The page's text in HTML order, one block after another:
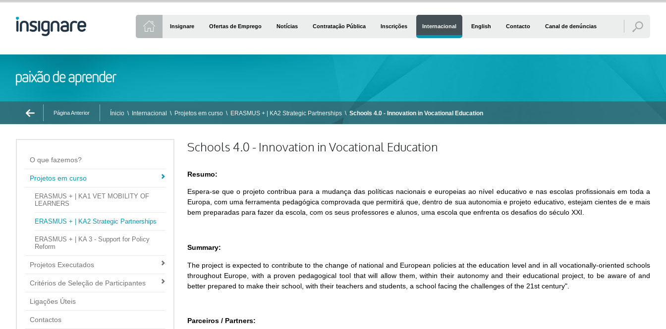
Insignare Ofertas de Emprego Notícias Contratação Pública Inscrições Internacional English Contacto Canal de denúncias
Página Anterior Ínicio \ Internacional \ Projetos em curso \ ERASMUS + | KA2 Strategic Partnerships \ Schools 4.0 - Innovation in Vocational Education
O que fazemos?
Projetos em curso
ERASMUS + | KA1 VET MOBILITY OF
LEARNERS
ERASMUS + | KA2 Strategic Partnerships
ERASMUS + | KA 3 - Support for Policy
Reform
Projetos Executados
Critérios de Seleção de Participantes
Ligações Úteis
Contactos
Schools 4.0 - Innovation in Vocational Education
Resumo:
Espera-se que o projeto contribua para a mudança das políticas nacionais e europeias ao nível educativo e nas escolas profissionais em toda a
Europa, com uma ferramenta pedagógica comprovada que permitirá que, dentro de sua autonomia e projeto educativo, estejam cientes de e mais
bem preparadas para fazer da escola, com os seus professores e alunos, uma escola que enfrenta os desafios do século XXI.
Summary:
The project is expected to contribute to the change of national and European policies at the education level and in all vocationally-oriented schools
throughout Europe, with a proven pedagogical tool that will allow them, within their autonomy and their educational project, to be aware of and
better prepared to make their school, with their teachers and students, a school facing the challenges of the 21st century".
Parceiros / Partners: